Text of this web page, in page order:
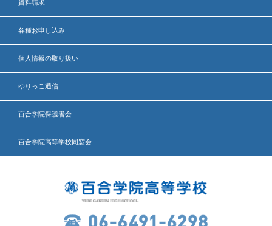
資料請求
各種お申し込み
個人情報の取り扱い
ゆりっこ通信
百合学院保護者会
百合学院高等学校同窓会